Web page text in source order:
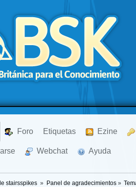
Foro Etiquetas Ezine
Webchat Ayuda
stairsspikes » Panel de agradecimientos»